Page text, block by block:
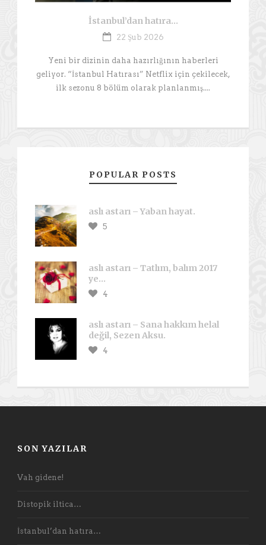
İstanbul’dan hatıra…
22 Şub 2026
Yeni bir dizinin daha hazırlığının haberleri
geliyor. “İstanbul Hatırası” Netflix için çekilecek,
ilk sezonu 8 bölüm olarak planlanmış....
POPULAR POSTS
aslı astarı – Yaban hayat.
5
aslı astarı – Tatlım, balım 2017
ye…
4
aslı astarı – Sana hakkım helal
değil, Sezen Aksu.
4
SON YAZILAR
Vah gidene!
Distopik iltica…
İstanbul’dan hatıra…